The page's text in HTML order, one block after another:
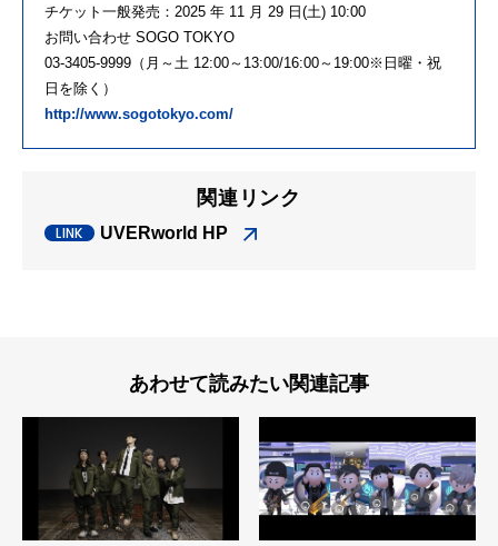
チケット一般発売：2025 年 11 月 29 日(土) 10:00
お問い合わせ SOGO TOKYO
03-3405-9999（月～土 12:00～13:00/16:00～19:00※日曜・祝
日を除く）
http://www.sogotokyo.com/
関連リンク
UVERworld HP
あわせて読みたい関連記事